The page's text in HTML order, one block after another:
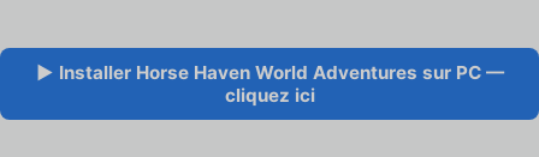
▶ Installer Horse Haven World Adventures sur PC —
cliquez ici